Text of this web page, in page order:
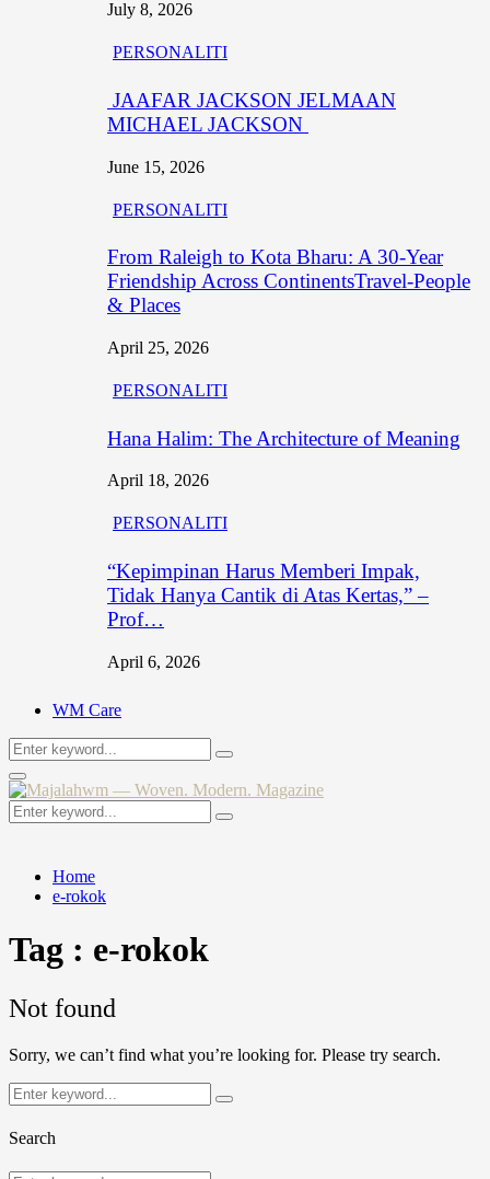
July 8, 2026
PERSONALITI
JAAFAR JACKSON JELMAAN
MICHAEL JACKSON
June 15, 2026
PERSONALITI
From Raleigh to Kota Bharu: A 30-Year
Friendship Across ContinentsTravel-People
& Places
April 25, 2026
PERSONALITI
Hana Halim: The Architecture of Meaning
April 18, 2026
PERSONALITI
“Kepimpinan Harus Memberi Impak,
Tidak Hanya Cantik di Atas Kertas,” –
Prof…
April 6, 2026
WM Care
Search
for:
Search
Primary
Menu
Search
for:
Search
Home
e-rokok
Tag : e-rokok
Not found
Sorry, we can’t find what you’re looking for. Please try search.
Search
for:
Search
Search